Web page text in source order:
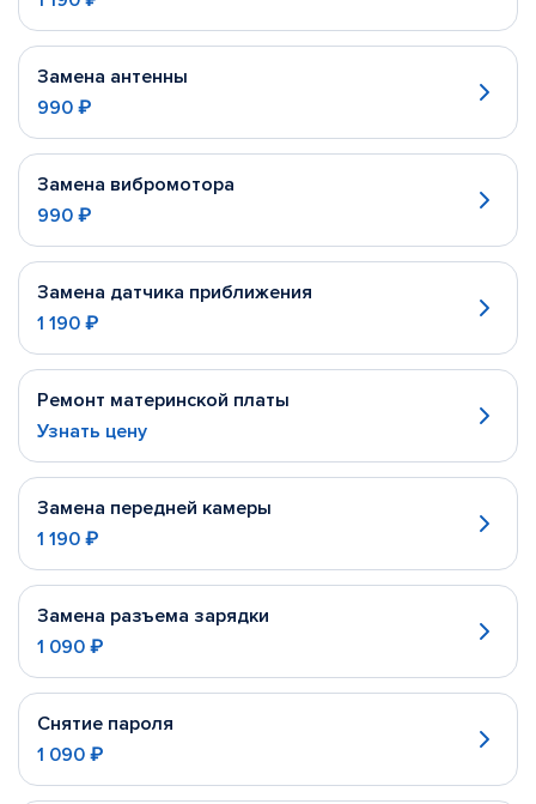
Замена антенны
990 ₽
Замена вибромотора
990 ₽
Замена датчика приближения
1 190 ₽
Ремонт материнской платы
Узнать цену
Замена передней камеры
1 190 ₽
Замена разъема зарядки
1 090 ₽
Снятие пароля
1 090 ₽